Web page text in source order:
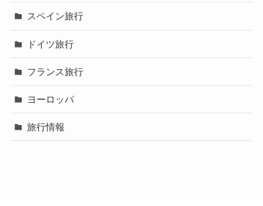
スペイン旅行
ドイツ旅行
フランス旅行
ヨーロッパ
旅行情報